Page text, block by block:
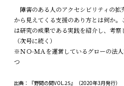
障害のある人のアクセシビリティの
から見えてくる支援のあり方とは何か
は研究の成果である実践を紹介し、考察
（次号に続く）
※ＮＯ-ＭＡを運営しているグローの法
つ
出典：『野間の間VOL.25』（2020年3月発行）